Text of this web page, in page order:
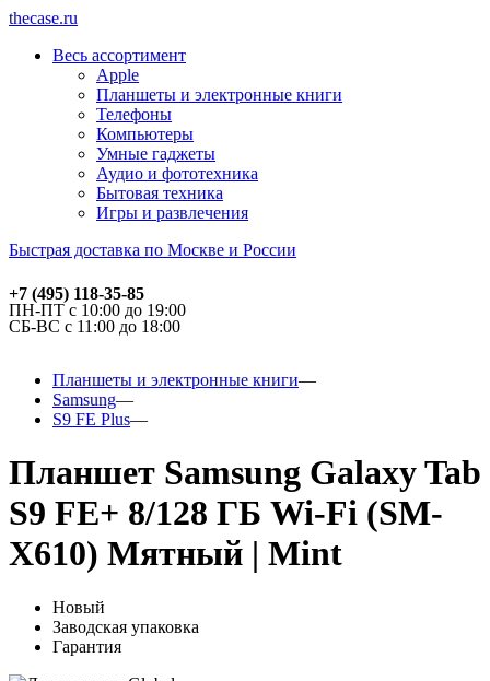
thecase.ru
Весь ассортимент
Apple
Планшеты и электронные книги
Телефоны
Компьютеры
Умные гаджеты
Аудио и фототехника
Бытовая техника
Игры и развлечения
Быстрая доставка по Москве и России
+7 (495) 118-35-85
ПН-ПТ с 10:00 до 19:00
СБ-ВС с 11:00 до 18:00
Планшеты и электронные книги
Samsung
S9 FE Plus
Планшет Samsung Galaxy Tab
S9 FE+ 8/128 ГБ Wi-Fi (SM-
X610) Мятный | Mint
Новый
Заводская упаковка
Гарантия